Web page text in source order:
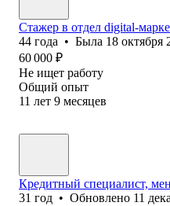
Стажер в отдел digital-
44 года • Была 18 октября
60 000 ₽
Не ищет работу
Общий опыт
11 лет 9 месяцев
Кредитный специалист,
31 год • Обновлено 11